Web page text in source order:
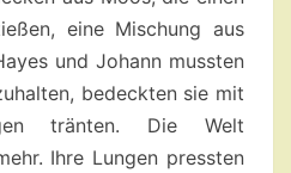
eine Mischung aus
und Johann mussten
bedeckten sie mit
tränten. Die Welt
Ihre Lungen pressten